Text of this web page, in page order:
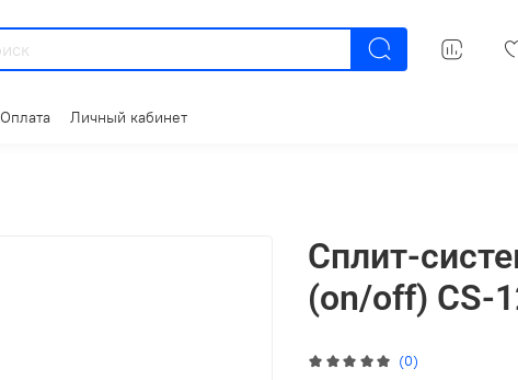
Оплата Личный кабинет
(0)
Сплит-
(on/off) CS-